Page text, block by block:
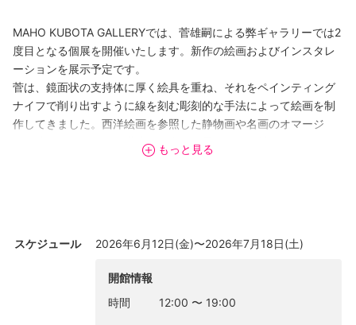
MAHO KUBOTA GALLERYでは、菅雄嗣による弊ギャラリーでは2
度目となる個展を開催いたします。新作の絵画およびインスタレ
ーションを展示予定です。
菅は、鏡面状の支持体に厚く絵具を重ね、それをペインティング
ナイフで削り出すように線を刻む彫刻的な手法によって絵画を制
作してきました。西洋絵画を参照した静物画や名画のオマージ
ュ、建築や道路などの構造物を含む風景などを題材にしながら、
絵画における空間やイメージの成り立ちを探求してきました。
れている場所が不意に静まり返ることで現実感を失い、どこか夢
の中のように感じられる状態を指す言葉です。菅はネットミーム
に見られるいわゆる「リミナルスペース」的な風景を作品にする
だけにとどまらず、その概念をアートの文脈に持ち込み、エドワ
もっと見る
スケジュール 2026年6月12日(金)〜2026年7月18日(土)
開館情報
時間
12:00 〜 19:00